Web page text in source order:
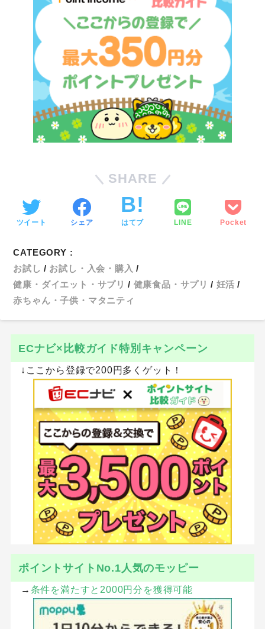
SHARE
ツイート シェア はてブ LINE Pocket
CATEGORY :
お試し
お試し・入会・購入
健康・ダイエット・サプリ
健康食品・サプリ
妊活
赤ちゃん・子供・マタニティ
ECナビ×比較ガイド特別キャンペーン
↓ここから登録で200円多くゲット！
ポイントサイトNo.1人気のモッピー
→ 条件を満たすと2000円分を獲得可能